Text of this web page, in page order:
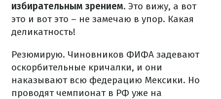
избирательным зрением. Это вижу, а вот
это и вот это – не замечаю в упор. Какая
деликатность!
Резюмирую. Чиновников ФИФА задевают
оскорбительные кричалки, и они
наказывают всю федерацию Мексики. Но
проводят чемпионат в РФ уже на